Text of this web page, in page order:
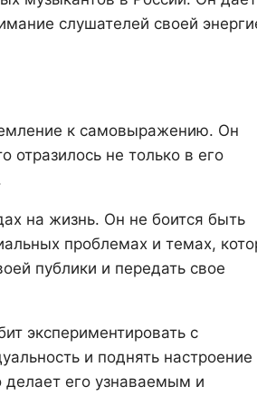
слушателей своей
к самовыражению. Он
отразилось не только в его
на жизнь. Он не боится быть
проблемах и темах,
публики и передать свое
экспериментировать с
и поднять настроение
делает его узнаваемым и